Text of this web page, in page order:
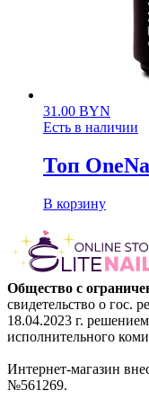
31.00 BYN
Есть в наличии
Топ
В корзину
Общество с
свидетельство о гос.
18.04.2023 г.
исполнительного
Интернет-магазин
№561269.